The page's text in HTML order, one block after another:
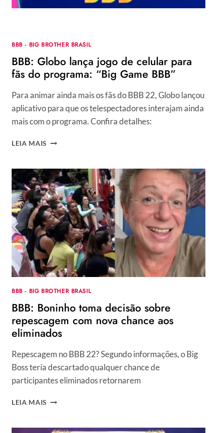
CONVITE
REALITY
SHOW
BBB - BIG BROTHER BRASIL
BBB: Globo lança jogo de celular para
fãs do programa: “Big Game BBB”
Para animar ainda mais os fãs do BBB 22, Globo lançou
aplicativo para que os telespectadores interajam ainda
mais com o programa. Confira detalhes:
LEIA MAIS BBB:
JOGO
DE
CELULAR
PARA
FÃS
DO
PROGRAMA:
“BIG
GAME
BBB”
BBB - BIG BROTHER BRASIL
BBB: Boninho toma decisão sobre
repescagem com nova chance aos
eliminados
Repescagem no BBB 22? Segundo informações, o Big
Boss teria descartado qualquer chance de
participantes eliminados retornarem
LEIA MAIS BBB:
DECISÃO